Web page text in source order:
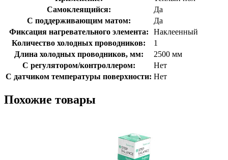
Самоклеящийся:
Да
С поддерживающим матом:
Да
Фиксация нагревательного элемента:
Наклеенный
Количество холодных проводников:
1
Длина холодных проводников, мм:
2500 мм
С регулятором/контроллером:
Нет
С датчиком температуры поверхности: Нет
Похожие товары